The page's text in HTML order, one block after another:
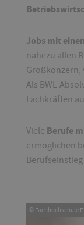
Jobs mit
nahezu allen
Großkonzern,
Als BWL-
Fachkräften
Viele Berufe
ermöglichen
© Fachhochschule